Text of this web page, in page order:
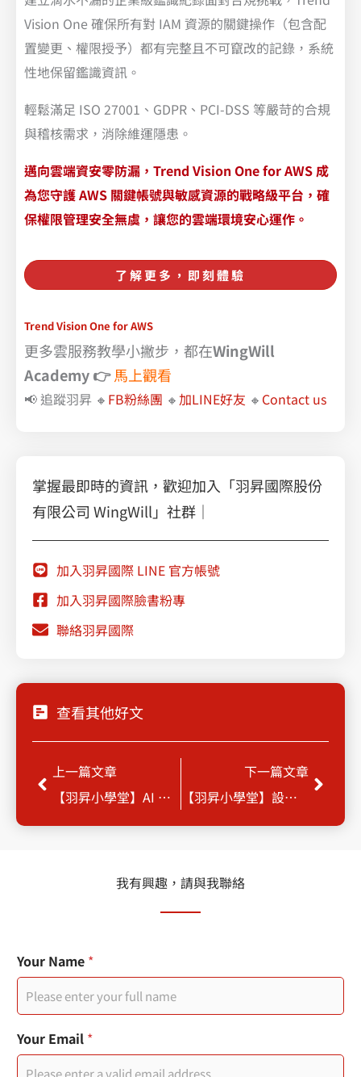
Vision One 確保所有對 IAM 資源的關鍵操作（包含配
置變更、權限授予）都有完整且不可竄改的記錄，系統
性地保留鑑識資訊。
輕鬆滿足 ISO 27001、GDPR、PCI-DSS 等嚴苛的合規
與稽核需求，消除維運隱患。
邁向雲端資安零防漏，Trend Vision One for AWS 成
為您守護 AWS 關鍵帳號與敏感資源的戰略級平台，確
保權限管理安全無虞，讓您的雲端環境安心運作。
了解更多，即刻體驗
Trend Vision One for AWS
更多雲服務教學小撇步，都在WingWill
Academy👉馬上觀看
📢 追蹤羽昇 🔸 FB粉絲團 🔸加LINE好友 🔸 Contact us
掌握最即時的資訊，歡迎加入「羽昇國際股份
有限公司 WingWill」社群｜
加入羽昇國際 LINE 官方帳號
加入羽昇國際臉書粉專
聯絡羽昇國際
查看其他好文
Prev
上一篇文章
【羽昇小學堂】AI 被駭客玩壞了，機密資料全外洩！
下一篇文章
【羽昇小學堂】設定型攻擊全面解析：RDS 密碼、KMS 金鑰、Config 記錄一次看懂
Next
我有興趣，請與我聯絡
E
m
i
Y
o
您
的
電
子
件
您
的
Your Name *
Your Email *